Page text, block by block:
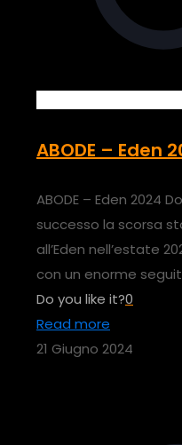
ABODE – Eden
ABODE – Eden 2024
successo la scorsa
all’Eden nell’estate
con un enorme
Do you like it?0
Read more
21 Giugno 2024